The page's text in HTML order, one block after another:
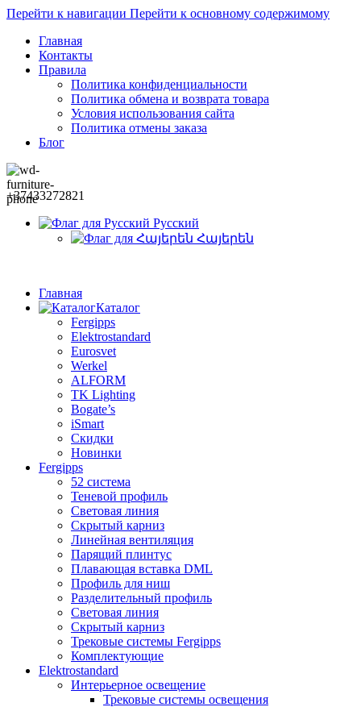
Перейти к навигации Перейти к основному содержимому
Главная
Контакты
Правила
Политика конфиденциальности
Политика обмена и возврата товара
Условия использования сайта
Политика отмены заказа
Блог
+37433272821
Русский
Հայերեն
Главная
Каталог
Fergipps
Elektrostandard
Eurosvet
Werkel
ALFORM
TK Lighting
Bogate’s
iSmart
Скидки
Новинки
Fergipps
52 система
Теневой профиль
Световая линия
Скрытый карниз
Линейная вентиляция
Парящий плинтус
Плавающая вставка DML
Профиль для ниш
Разделительный профиль
Световая линия
Скрытый карниз
Трековые системы Fergipps
Комплектующие
Elektrostandard
Интерьерное освещение
Трековые системы освещения